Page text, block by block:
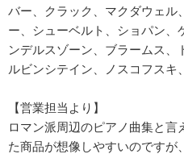
バー、クラック、マクダウェル
ー、シューベルト、ショパン、
ンデルスゾーン、ブラームス、
ルビンシテイン、ノスコフスキ
【営業担当より】
ロマン派周辺のピアノ曲集と言
た商品が想像しやすいのです